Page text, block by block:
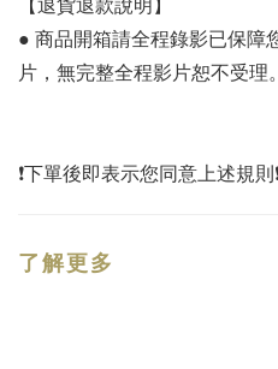
● 商品開箱請全程錄影已保障
片，無完整全程影片恕不受理。
❗️下單後即表示您同意上述規則
了解更多